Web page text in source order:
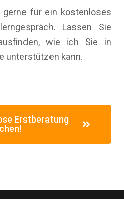
gerne für ein kostenloses
Lassen Sie
wie ich Sie in
unterstützen kann.
Erstberatung